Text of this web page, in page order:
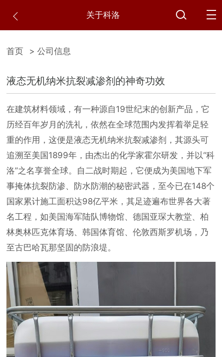
关于科洛
首页 > 公司信息
液态无机纳米抗裂减渗剂的神奇功效
在建筑材料领域，有一种源自19世纪末的创新产品，它
历经百年岁月的洗礼，依然在全球范围内发挥着举足轻
重的作用，这便是液态无机纳米抗裂减渗剂，其源头可
追溯至美国1899年，由杰出的化学家霍尔研发，并以“科
洛”之名享誉全球。自二战时期起，它便成为美国地下军
事掩体抗裂防渗、防水防潮的秘密武器，至今已在148个
国家累计施工面积达98亿平米，其足迹遍布世界各大著
名工程，如美国海军陆队博物馆、德国亚琛大教堂、柏
林奥林匹克体育场、韩国体育馆、伦敦西斯罗机场，乃
至古巴哈瓦那坚固的防浪堤。